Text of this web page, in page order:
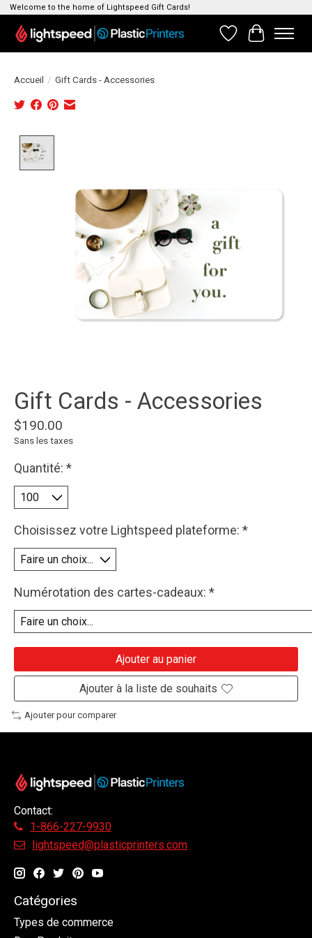
Welcome to the home of Lightspeed Gift Cards!
Liste de souhaits
Panier
Accueil / Gift Cards - Accessories
Gift Cards - Accessories
$190.00
Sans les taxes
Quantité: *
Choisissez votre Lightspeed plateforme: *
Numérotation des cartes-cadeaux: *
Ajouter au panier
Ajouter à la liste de souhaits
Ajouter pour comparer
Contact:
1-866-227-9930
lightspeed@plasticprinters.com
Catégories
Types de commerce